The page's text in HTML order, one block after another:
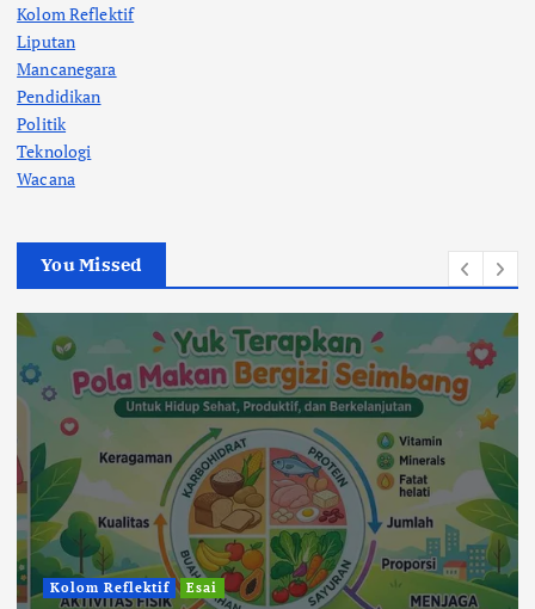
Kolom Reflektif
Liputan
Mancanegara
Pendidikan
Politik
Teknologi
Wacana
You Missed
Kolom Reflektif Esai